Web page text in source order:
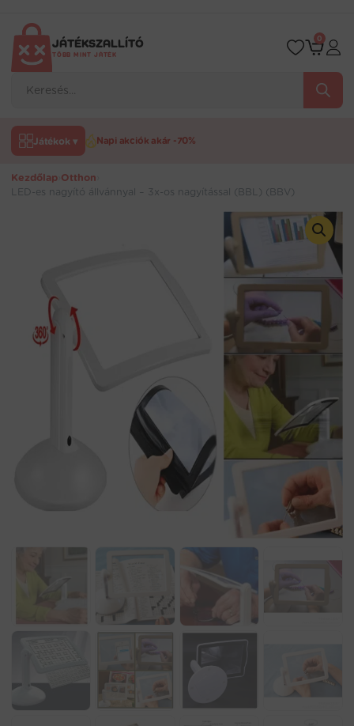
tartalomraJÁTÉKSZALLÍTÓ
TÖBB MINT JÁTÉK
search
0
Játékok ▾ Napi akciók akár -70%
Kezdőlap Otthon
LED-es nagyító állvánnyal – 3x-os nagyítással (BBL) (BBV)